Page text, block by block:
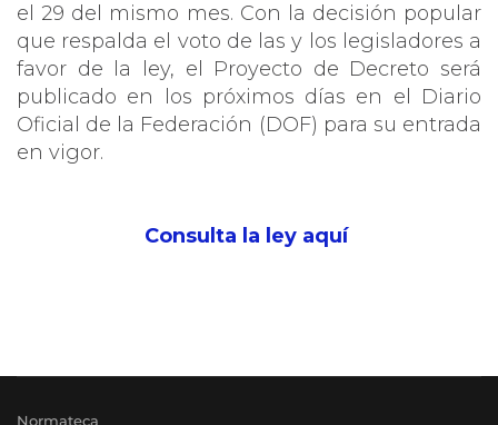
el 29 del mismo mes. Con la decisión popular
que respalda el voto de las y los legisladores a
favor de la ley, el Proyecto de Decreto será
publicado en los próximos días en el Diario
Oficial de la Federación (DOF) para su entrada
en vigor.
Consulta la ley aquí
Normateca